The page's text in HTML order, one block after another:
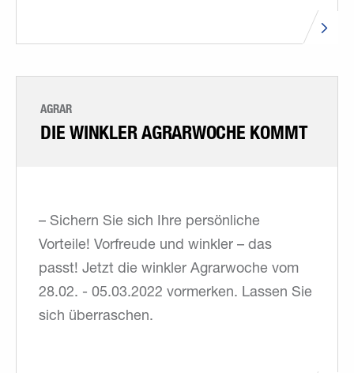
AGRAR
DIE WINKLER AGRARWOCHE KOMMT
– Sichern Sie sich Ihre persönliche
Vorteile! Vorfreude und winkler – das
passt! Jetzt die winkler Agrarwoche vom
28.02. - 05.03.2022 vormerken. Lassen Sie
sich überraschen.